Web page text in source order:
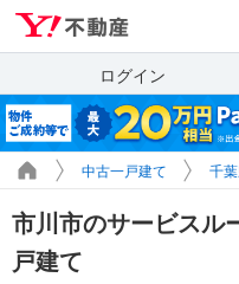
ログイン
中古一戸建て 千
市川市のサービスル
戸建て